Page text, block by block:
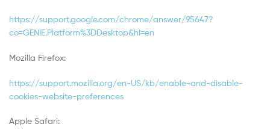
https://support.google.com/chrome/answer/95647?
co=GENIE.Platform%3DDesktop&hl=en
Mozilla Firefox:
https://support.mozilla.org/en-US/kb/enable-and-disable-
cookies-website-preferences
Apple Safari: